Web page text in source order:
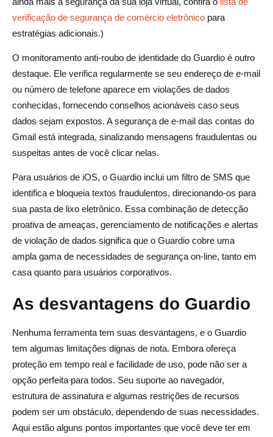
verificação de segurança de comércio eletrônico para
estratégias adicionais.)
O monitoramento anti-roubo de identidade do Guardio é outro
destaque. Ele verifica regularmente se seu endereço de e-mail
ou número de telefone aparece em violações de dados
conhecidas, fornecendo conselhos acionáveis caso seus
dados sejam expostos. A segurança de e-mail das contas do
Gmail está integrada, sinalizando mensagens fraudulentas ou
suspeitas antes de você clicar nelas.
Para usuários de iOS, o Guardio inclui um filtro de SMS que
identifica e bloqueia textos fraudulentos, direcionando-os para
sua pasta de lixo eletrônico. Essa combinação de detecção
proativa de ameaças, gerenciamento de notificações e alertas
de violação de dados significa que o Guardio cobre uma
ampla gama de necessidades de segurança on-line, tanto em
casa quanto para usuários corporativos.
As desvantagens do Guardio
Nenhuma ferramenta tem suas desvantagens, e o Guardio
tem algumas limitações dignas de nota. Embora ofereça
proteção em tempo real e facilidade de uso, pode não ser a
opção perfeita para todos. Seu suporte ao navegador,
estrutura de assinatura e algumas restrições de recursos
podem ser um obstáculo, dependendo de suas necessidades.
Aqui estão alguns pontos importantes que você deve ter em